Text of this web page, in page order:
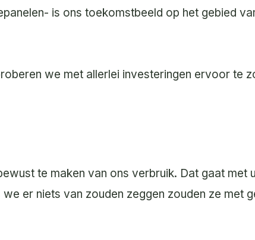
is ons toekomstbeeld op het gebied
we met allerlei investeringen ervoor te
te maken van ons verbruik. Dat gaat met
er niets van zouden zeggen zouden ze met